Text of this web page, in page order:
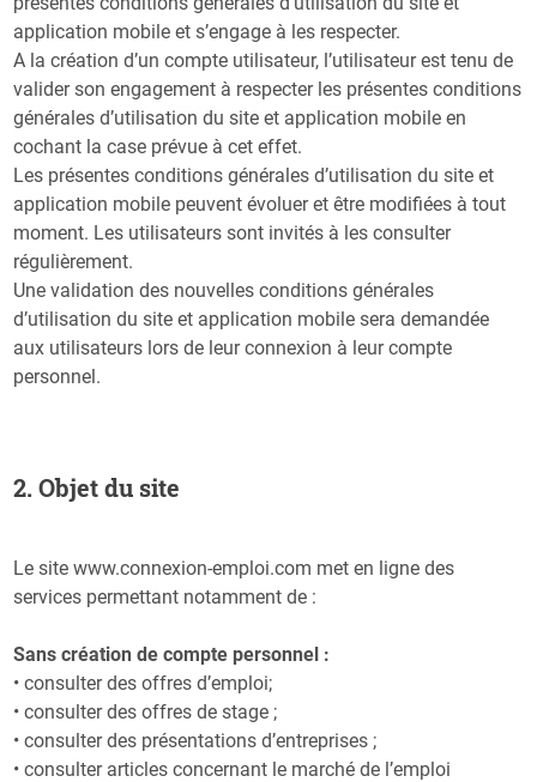
application mobile et s’engage à les respecter.
A la création d’un compte utilisateur, l’utilisateur est tenu de
valider son engagement à respecter les présentes conditions
générales d’utilisation du site et application mobile en
cochant la case prévue à cet effet.
Les présentes conditions générales d’utilisation du site et
application mobile peuvent évoluer et être modifiées à tout
moment. Les utilisateurs sont invités à les consulter
régulièrement.
Une validation des nouvelles conditions générales
d’utilisation du site et application mobile sera demandée
aux utilisateurs lors de leur connexion à leur compte
personnel.
2. Objet du site
Le site www.connexion-emploi.com met en ligne des
services permettant notamment de :
Sans création de compte personnel :
• consulter des offres d’emploi;
• consulter des offres de stage ;
• consulter des présentations d’entreprises ;
• consulter articles concernant le marché de l’emploi